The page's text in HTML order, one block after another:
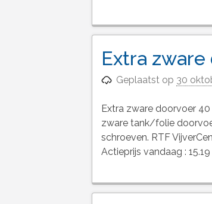
Extra
Geplaatst op 30
Extra zware doorvoer
zware tank/folie
schroeven. RTF
Actieprijs vandaag :